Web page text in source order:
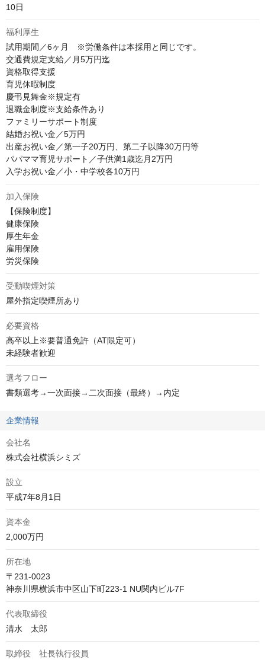
10日
福利厚生
試用期間／6ヶ月　※労働条件は本採用と同じです。
交通費規定支給／月5万円迄
資格取得支援
育児休暇制度
慶弔見舞金※規定有
退職金制度※支給条件あり
ファミリーサポート制度
結婚お祝い金／5万円
出産お祝い金／第一子20万円、第二子以降30万円等
パパママ育児サポート／子供満1歳迄月2万円
入学お祝い金／小・中学校各10万円
加入保険
【保険制度】
健康保険
厚生年金
雇用保険
労災保険
受動喫煙対策
屋外指定喫煙所あり
必要資格
高卒以上※要普通免許（AT限定可）
未経験者歓迎
選考フロー
書類選考→一次面接→二次面接（最終）→内定
企業情報
会社名
株式会社横浜シミズ
設立
平成7年8月1日
資本金
2,000万円
所在地
〒231-0023
神奈川県横浜市中区山下町223-1 NU関内ビル7F
代表取締役
清水　太郎
取締役 社長執行役員